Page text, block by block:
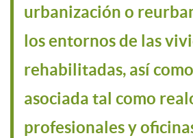
urbanización o
los entornos de las
rehabilitadas, así
asociada tal como
profesionales y